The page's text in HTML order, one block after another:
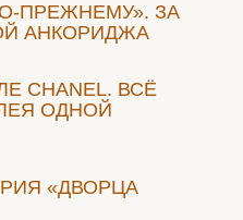
ПРЕЖНЕМУ». ЗА
АНКОРИДЖА
СHANEL. ВСЁ
ОДНОЙ
«ДВОРЦА